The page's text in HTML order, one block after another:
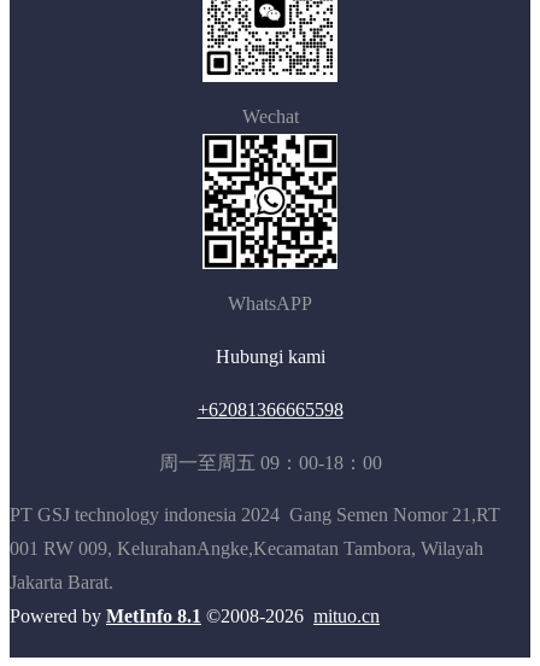
Wechat
WhatsAPP
Hubungi kami
+62081366665598
周一至周五 09：00-18：00
PT GSJ technology indonesia 2024 Gang Semen Nomor 21,RT
001 RW 009, KelurahanAngke,Kecamatan Tambora, Wilayah
Jakarta Barat.
Powered by MetInfo 8.1 ©2008-2026 mituo.cn